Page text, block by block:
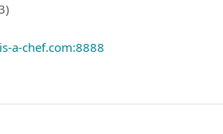
a-chef.com:8888